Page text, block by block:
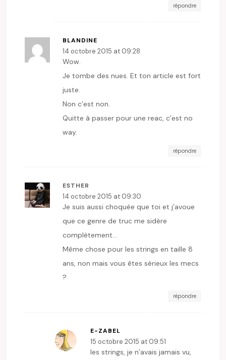
répondre
BLANDINE
14 octobre 2015 at 09:28
Wow.
Je tombe des nues. Et ton article est fort
juste.
Non c’est non.
Quitte à passer pour une reac, c’est no
way.
répondre
ESTHER
14 octobre 2015 at 09:30
Je suis aussi choquée que toi et j’avoue
que ce genre de truc me sidère
complètement…
Même chose pour les strings en taille 8
ans, non mais vous êtes sérieux les mecs
?
répondre
E-ZABEL
15 octobre 2015 at 09:51
les strings, je n’avais jamais vu,